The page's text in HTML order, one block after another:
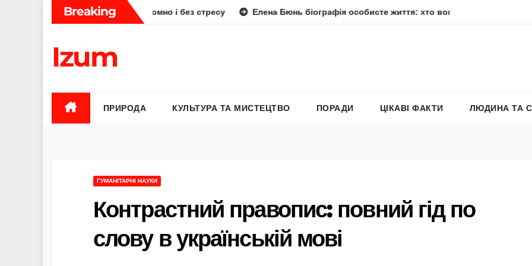
Breaking
планувати смачно, економно і без стресу Елена Бюнь біографія особисте життя: хто вона насправді Елена
Izum
ПРИРОДА КУЛЬТУРА ТА МИСТЕЦТВО ПОРАДИ ЦІКАВІ ФАКТИ ЛЮДИНА ТА
ГУМАНІТАРНІ НАУКИ
Контрастний правопис: повний гід по
слову в українській мові